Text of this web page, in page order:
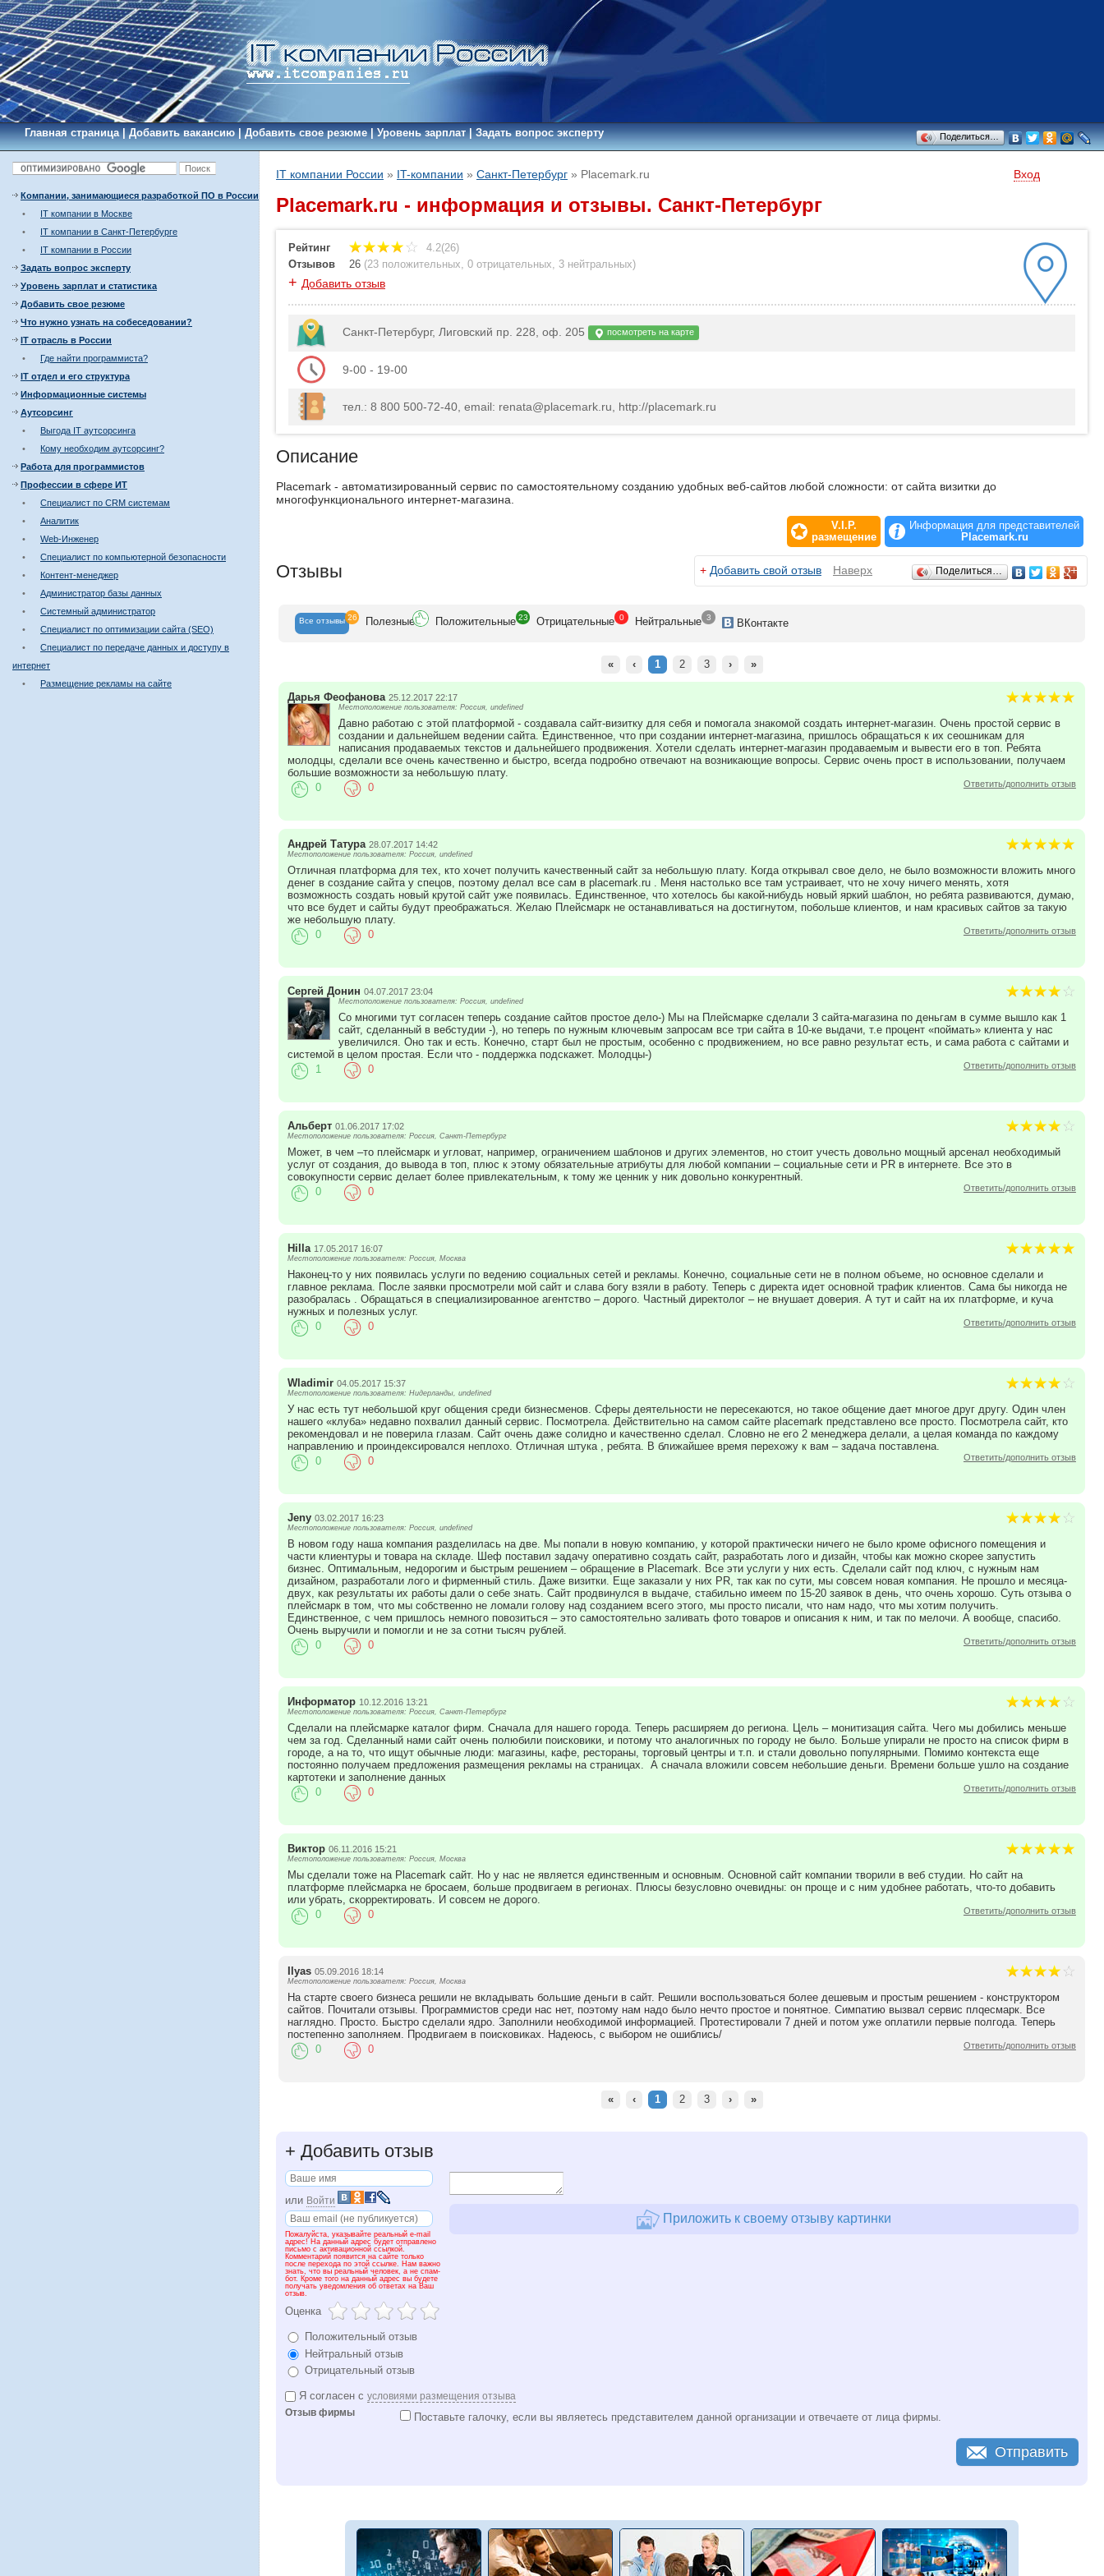
Главная страница|Добавить вакансию|Добавить свое резюме|Уровень зарплат|Задать вопрос эксперту Поделиться…
Компании, занимающиеся разработкой ПО в России
•
IT компании в Москве
•
IT компании в Санкт-Петербурге
•
IT компании в России
Задать вопрос эксперту
Уровень зарплат и статистика
Добавить свое резюме
Что нужно узнать на собеседовании?
IT отрасль в России
•
Где найти программиста?
IT отдел и его структура
Информационные системы
Аутсорсинг
•
Выгода IT аутсорсинга
•
Кому необходим аутсорсинг?
Работа для программистов
Профессии в сфере ИТ
•
Специалист по CRM системам
•
Аналитик
•
Web-Инженер
•
Специалист по компьютерной безопасности
•
Контент-менеджер
•
Администратор базы данных
•
Системный администратор
•
Специалист по оптимизации сайта (SEO)
•
Специалист по передаче данных и доступу в
интернет
•
Размещение рекламы на сайте
IT компании России » IT-компании » Санкт-Петербург » Placemark.ru Вход
Placemark.ru - информация и отзывы. Санкт-Петербург
Рейтинг
4.2(26)
Отзывов
26 (23 положительных, 0 отрицательных, 3 нейтральных)
+ Добавить отзыв
Санкт-Петербург, Лиговский пр. 228, оф. 205 посмотреть на карте
9-00 - 19-00
тел.: 8 800 500-72-40, email: renata@placemark.ru, http://placemark.ru
Описание
Placemark - автоматизированный сервис по самостоятельному созданию удобных веб-сайтов любой сложности: от сайта визитки до
многофункционального интернет-магазина.
V.I.P.
размещение
Информация для представителей
Placemark.ru
Отзывы + Добавить свой отзыв Наверх Поделиться…
Всеотзывы 26 Полезные Положительные 23 Отрицательные 0 Нейтральные 3 ВКонтакте
« ‹ 1 2 3 › »
Дарья Феофанова 25.12.2017 22:17
Местоположение пользователя: Россия, undefined
Давно работаю с этой платформой - создавала сайт-визитку для себя и помогала знакомой создать интернет-магазин. Очень простой сервис в
создании и дальнейшем ведении сайта. Единственное, что при создании интернет-магазина, пришлось обращаться к их сеошникам для
написания продаваемых текстов и дальнейшего продвижения. Хотели сделать интернет-магазин продаваемым и вывести его в топ. Ребята
молодцы, сделали все очень качественно и быстро, всегда подробно отвечают на возникающие вопросы. Сервис очень прост в использовании, получаем
большие возможности за небольшую плату.
Ответить/дополнить отзыв
0 0
Андрей Татура 28.07.2017 14:42
Местоположение пользователя: Россия, undefined
Отличная платформа для тех, кто хочет получить качественный сайт за небольшую плату. Когда открывал свое дело, не было возможности вложить много
денег в создание сайта у спецов, поэтому делал все сам в placemark.ru . Меня настолько все там устраивает, что не хочу ничего менять, хотя
возможность создать новый крутой сайт уже появилась. Единственное, что хотелось бы какой-нибудь новый яркий шаблон, но ребята развиваются, думаю,
что все будет и сайты будут преображаться. Желаю Плейсмарк не останавливаться на достигнутом, побольше клиентов, и нам красивых сайтов за такую
же небольшую плату.
Ответить/дополнить отзыв
0 0
Сергей Донин 04.07.2017 23:04
Местоположение пользователя: Россия, undefined
Со многими тут согласен теперь создание сайтов простое дело-) Мы на Плейсмарке сделали 3 сайта-магазина по деньгам в сумме вышло как 1
сайт, сделанный в вебстудии -), но теперь по нужным ключевым запросам все три сайта в 10-ке выдачи, т.е процент «поймать» клиента у нас
увеличился. Оно так и есть. Конечно, старт был не простым, особенно с продвижением, но все равно результат есть, и сама работа с сайтами и
системой в целом простая. Если что - поддержка подскажет. Молодцы-)
Ответить/дополнить отзыв
1 0
Альберт 01.06.2017 17:02
Местоположение пользователя: Россия, Санкт-Петербург
Может, в чем –то плейсмарк и угловат, например, ограничением шаблонов и других элементов, но стоит учесть довольно мощный арсенал необходимый
услуг от создания, до вывода в топ, плюс к этому обязательные атрибуты для любой компании – социальные сети и PR в интернете. Все это в
совокупности сервис делает более привлекательным, к тому же ценник у ник довольно конкурентный.
Ответить/дополнить отзыв
0 0
Hilla 17.05.2017 16:07
Местоположение пользователя: Россия, Москва
Наконец-то у них появилась услуги по ведению социальных сетей и рекламы. Конечно, социальные сети не в полном объеме, но основное сделали и
главное реклама. После заявки просмотрели мой сайт и слава богу взяли в работу. Теперь с директа идет основной трафик клиентов. Сама бы никогда не
разобралась . Обращаться в специализированное агентство – дорого. Частный директолог – не внушает доверия. А тут и сайт на их платформе, и куча
нужных и полезных услуг.
Ответить/дополнить отзыв
0 0
Wladimir 04.05.2017 15:37
Местоположение пользователя: Нидерланды, undefined
У нас есть тут небольшой круг общения среди бизнесменов. Сферы деятельности не пересекаются, но такое общение дает многое друг другу. Один член
нашего «клуба» недавно похвалил данный сервис. Посмотрела. Действительно на самом сайте placemark представлено все просто. Посмотрела сайт, кто
рекомендовал и не поверила глазам. Сайт очень даже солидно и качественно сделал. Словно не его 2 менеджера делали, а целая команда по каждому
направлению и проиндексировался неплохо. Отличная штука , ребята. В ближайшее время перехожу к вам – задача поставлена.
Ответить/дополнить отзыв
0 0
Jeny 03.02.2017 16:23
Местоположение пользователя: Россия, undefined
В новом году наша компания разделилась на две. Мы попали в новую компанию, у которой практически ничего не было кроме офисного помещения и
части клиентуры и товара на складе. Шеф поставил задачу оперативно создать сайт, разработать лого и дизайн, чтобы как можно скорее запустить
бизнес. Оптимальным, недорогим и быстрым решением – обращение в Placemark. Все эти услуги у них есть. Сделали сайт под ключ, с нужным нам
дизайном, разработали лого и фирменный стиль. Даже визитки. Еще заказали у них PR, так как по сути, мы совсем новая компания. Не прошло и месяца-
двух, как результаты их работы дали о себе знать. Сайт продвинулся в выдаче, стабильно имеем по 15-20 заявок в день, что очень хорошо. Суть отзыва о
плейсмарк в том, что мы собственно не ломали голову над созданием всего этого, мы просто писали, что нам надо, что мы хотим получить.
Единственное, с чем пришлось немного повозиться – это самостоятельно заливать фото товаров и описания к ним, и так по мелочи. А вообще, спасибо.
Очень выручили и помогли и не за сотни тысяч рублей.
Ответить/дополнить отзыв
0 0
Информатор 10.12.2016 13:21
Местоположение пользователя: Россия, Санкт-Петербург
Сделали на плейсмарке каталог фирм. Сначала для нашего города. Теперь расширяем до региона. Цель – монитизация сайта. Чего мы добились меньше
чем за год. Сделанный нами сайт очень полюбили поисковики, и потому что аналогичных по городу не было. Больше упирали не просто на список фирм в
городе, а на то, что ищут обычные люди: магазины, кафе, рестораны, торговый центры и т.п. и стали довольно популярными. Помимо контекста еще
постоянно получаем предложения размещения рекламы на страницах. А сначала вложили совсем небольшие деньги. Времени больше ушло на создание
картотеки и заполнение данных
Ответить/дополнить отзыв
0 0
Виктор 06.11.2016 15:21
Местоположение пользователя: Россия, Москва
Мы сделали тоже на Placemark сайт. Но у нас не является единственным и основным. Основной сайт компании творили в веб студии. Но сайт на
платформе плейсмарка не бросаем, больше продвигаем в регионах. Плюсы безусловно очевидны: он проще и с ним удобнее работать, что-то добавить
или убрать, скорректировать. И совсем не дорого.
Ответить/дополнить отзыв
0 0
Ilyas 05.09.2016 18:14
Местоположение пользователя: Россия, Москва
На старте своего бизнеса решили не вкладывать большие деньги в сайт. Решили воспользоваться более дешевым и простым решением - конструктором
сайтов. Почитали отзывы. Программистов среди нас нет, поэтому нам надо было нечто простое и понятное. Симпатию вызвал сервис плqесмарк. Все
наглядно. Просто. Быстро сделали ядро. Заполнили необходимой информацией. Протестировали 7 дней и потом уже оплатили первые полгода. Теперь
постепенно заполняем. Продвигаем в поисковиках. Надеюсь, с выбором не ошиблись/
Ответить/дополнить отзыв
0 0
« ‹ 1 2 3 › »
+ Добавить отзыв
или Войти
Пожалуйста, указывайте реальный e-mail
адрес! На данный адрес будет отправлено
письмо с активационной ссылкой.
Комментарий появится на сайте только
после перехода по этой ссылке. Нам важно
знать, что вы реальный человек, а не спам-
бот. Кроме того на данный адрес вы будете
получать уведомления об ответах на Ваш
отзыв.
Оценка
Положительный отзыв
Нейтральный отзыв
Отрицательный отзыв
Приложить к своему отзыву картинки
Я согласен с условиями размещения отзыва
Отзыв фирмы Поставьте галочку, если вы являетесь представителем данной организации и отвечаете от лица фирмы.
Отправить